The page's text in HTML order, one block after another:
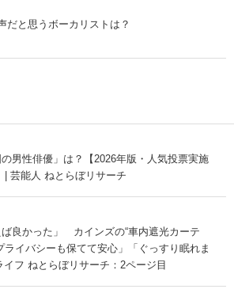
だと思うボーカリストは？
男性俳優」は？【2026年版・人気投票実施
| 芸能人 ねとらぼリサーチ
ば良かった」 カインズの“車内遮光カーテ
イバシーも保てて安心」「ぐっすり眠れま
イフ ねとらぼリサーチ：2ページ目